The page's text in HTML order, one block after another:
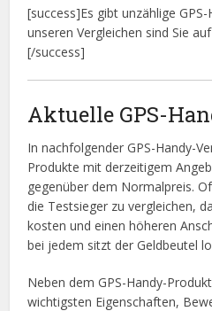
[success]Es gibt unzählige
unseren Vergleichen sind Sie
[/success]
Aktuelle GPS-
In nachfolgender GPS-Handy-
Produkte mit derzeitigem
gegenüber dem Normalpreis.
die Testsieger zu vergleichen,
kosten und einen höheren
bei jedem sitzt der Geldbeutel
Neben dem GPS-Handy-
wichtigsten Eigenschaften,